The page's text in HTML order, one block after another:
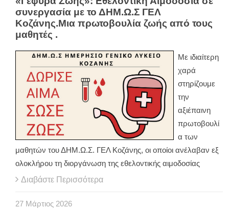
συνεργασία με το ΔΗΜ.Ω.Σ ΓΕΛ
Κοζάνης.Μια πρωτοβουλία ζωής από τους
μαθητές .
Με ιδιαίτερη
χαρά
στηρίζουμε
την
αξιέπαινη
πρωτοβουλί
α των
μαθητών του ΔΗΜ.Ω.Σ. ΓΕΛ Κοζάνης, οι οποίοι ανέλαβαν εξ
ολοκλήρου τη διοργάνωση της εθελοντικής αιμοδοσίας
Διαβάστε Περισσότερα
27 Μάρτιος 2026